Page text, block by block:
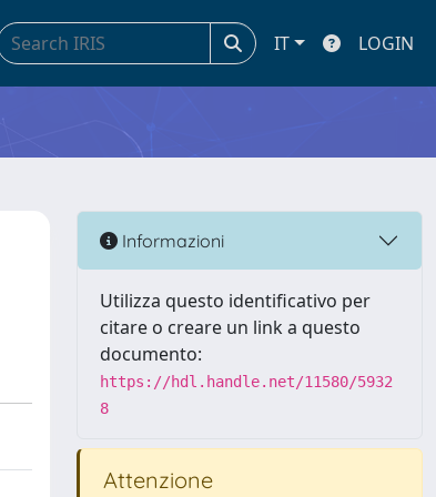
IT LOGIN
Informazioni
Utilizza questo identificativo per
citare o creare un link a questo
documento:
https://hdl.handle.net/11580/5932
8
Attenzione